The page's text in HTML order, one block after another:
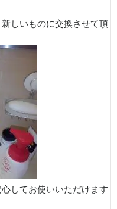
しいものに交換させて頂
してお使いいただけます